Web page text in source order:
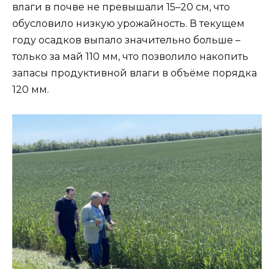
влаги в почве не превышали 15–20 см, что
обусловило низкую урожайность. В текущем
году осадков выпало значительно больше –
только за май 110 мм, что позволило накопить
запасы продуктивной влаги в объёме порядка
120 мм.